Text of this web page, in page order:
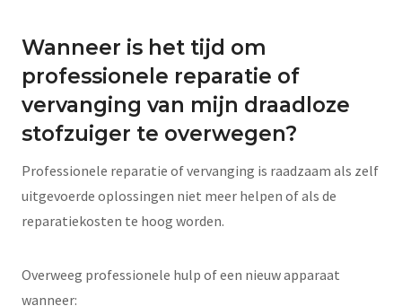
Wanneer is het tijd om
professionele reparatie of
vervanging van mijn draadloze
stofzuiger te overwegen?
Professionele reparatie of vervanging is raadzaam als zelf
uitgevoerde oplossingen niet meer helpen of als de
reparatiekosten te hoog worden.
Overweeg professionele hulp of een nieuw apparaat
wanneer: